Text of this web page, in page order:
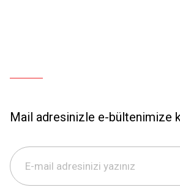
Mail adresinizle e-bültenimize